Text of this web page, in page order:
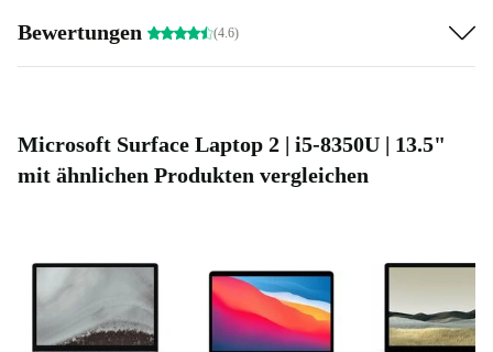
Bewertungen (4.6)
Microsoft Surface Laptop 2 | i5-8350U | 13.5"
mit ähnlichen Produkten vergleichen